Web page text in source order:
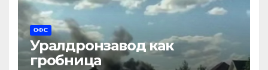
ОФС
Уралдронзавод как
гробница